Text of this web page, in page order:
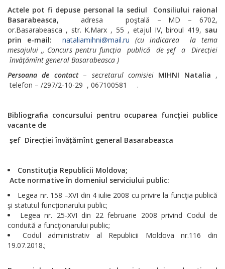
Actele pot fi depuse personal la sediul Consiliului raional
Basarabeasca,adresa poştală – MD – 6702,
or.Basarabeasca , str. K.Marx , 55 , etajul IV, biroul 419, sau
prin e-mail:
nataliamihni@mail.ru
(cu indicarea la tema
mesajului ,, Concurs pentru funcția publică de șef a Direcției
învățămînt general Basarabeasca )
Persoana de contact– secretarul comisiei MIHNI Natalia ,
telefon – /297/2-10-29 , 067100581 .
Bibliografia concursului pentru ocuparea funcţiei publice
vacante de
șef Direcției învățămînt general Basarabeasca
Constituţia Republicii Moldova;
Acte normative în domeniul serviciului public:
Legea nr. 158 –XVI din 4 iulie 2008 cu privire la funcţia publică
şi statutul funcţionarului public;
Legea nr. 25-XVI din 22 februarie 2008 privind Codul de
conduită a funcţionarului public;
Codul administrativ al Republicii Moldova nr.116 din
19.07.2018.;